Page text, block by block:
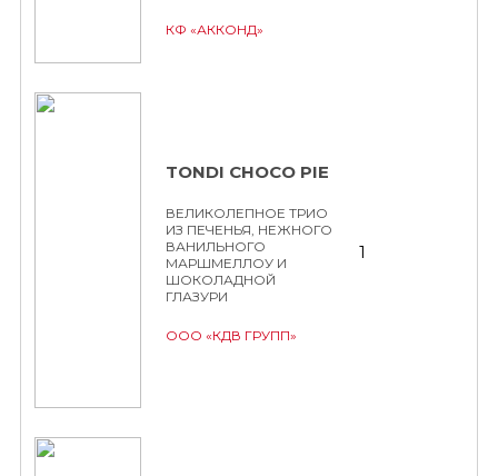
КФ «АККОНД»
TONDI CHOCO PIE
ВЕЛИКОЛЕПНОЕ ТРИО
ИЗ ПЕЧЕНЬЯ, НЕЖНОГО
ВАНИЛЬНОГО
МАРШМЕЛЛОУ И
ШОКОЛАДНОЙ
ГЛАЗУРИ
ООО «КДВ ГРУПП»
1